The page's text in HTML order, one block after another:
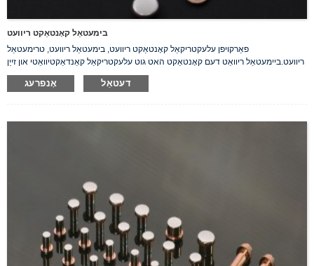
בימעטאַל קאָנטאַקט ריוועט
פאַרקויפן עלעקטריקאַל קאָנטאַקט ריוועט, בימעטאַל ריוועט, טרימעטאַל
ריוועט.ביימעטאַל ריוואַט דעם קאָנטאַקט האט גוט עלעקטריקאַל קאַנדאַקטיוואַטי און זייַן
ייבערפלאַך איז נישט לייאַבאַל צו אַקסאַדיישאַן.די דערצו פון 3 - 28% קופּער קען
אָנפרעג דעטאַל